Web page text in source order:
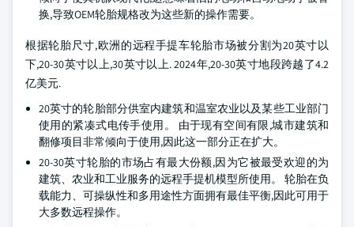
换,导致OEM轮胎规格改为这些新的操作需要。
根据轮胎尺寸,欧洲的远程手提车轮胎市场被分割为20英寸以
下,20-30英寸以上,30英寸以上. 2024年,20-30英寸地段跨越了4.2
亿美元.
20英寸的轮胎部分供室内建筑和温室农业以及某些工业部门
使用的紧凑式电传手使用。 由于现有空间有限,城市建筑和
翻修项目非常倾向于使用,因此这一部分正在扩大。
20-30英寸轮胎的市场占有最大份额,因为它被最受欢迎的为
建筑、农业和工业服务的远程手提机模型所使用。 轮胎在负
载能力、可操纵性和多用途性方面拥有最佳平衡,因此可用于
大多数远程操作。